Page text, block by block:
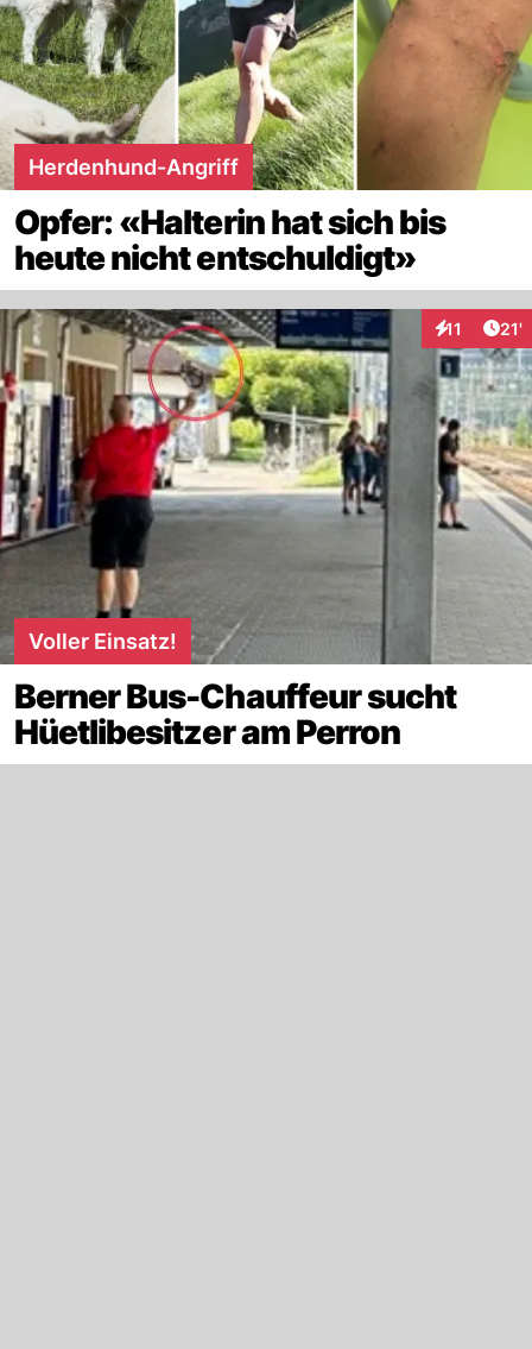
Herdenhund-Angriff
Opfer: «Halterin hat sich bis
heute nicht entschuldigt»
11 21'
Voller Einsatz!
Berner Bus-Chauffeur sucht
Hüetlibesitzer am Perron